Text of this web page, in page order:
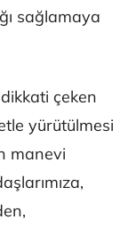
sağlamaya
çeken
yürütülmesi
manevi